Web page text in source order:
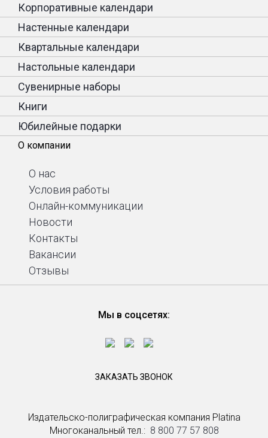
Издательско-полиграфическая компания Platina
Многоканальный тел.: ­ 8 800 77 57 808
Корпоративные календари
Настенные календари
Квартальные календари
Настольные календари
Сувенирные наборы
Книги
Юбилейные подарки
О компании
О нас
Условия работы
Онлайн-коммуникации
Новости
Контакты
Вакансии
Отзывы
Мы в соцсетях:
ЗАКАЗАТЬ ЗВОНОК